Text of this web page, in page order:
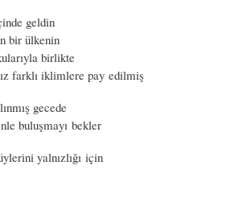
geldin
bir ülkenin
birlikte
farklı iklimlere pay edilmiş
gecede
buluşmayı bekler
yalnızlığı için